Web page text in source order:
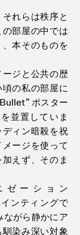
れらは秩序と
部屋の中では
本そのものを
ジと公共の歴
の私の部屋に
ポスター
並置していま
ィン暗殺を祝
ージを使って
えず、そのま
ゼーション
ンティングで
がら静かにア
染み深い対象